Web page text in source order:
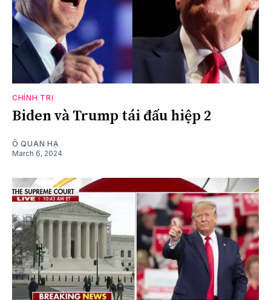
CHÍNH TRỊ
Biden và Trump tái đấu hiệp 2
Ô QUAN HẠ
March 6, 2024